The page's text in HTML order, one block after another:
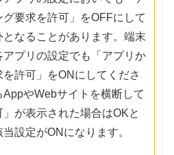
要求を許可」をOFFにして
なることがあります。端末
プリの設定でも「アプリか
許可」をONにしてくださ
やWebサイトを横断して
が表示された場合はOKと
設定がONになります。